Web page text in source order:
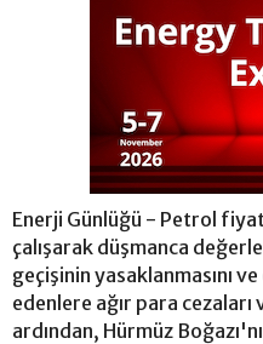
Enerji Günlüğü - Petrol
çalışarak düşmanca
geçişinin yasaklanmasını
edenlere ağır para
ardından, Hürmüz